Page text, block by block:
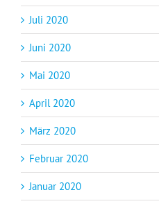
Juli 2020
Juni 2020
Mai 2020
April 2020
März 2020
Februar 2020
Januar 2020